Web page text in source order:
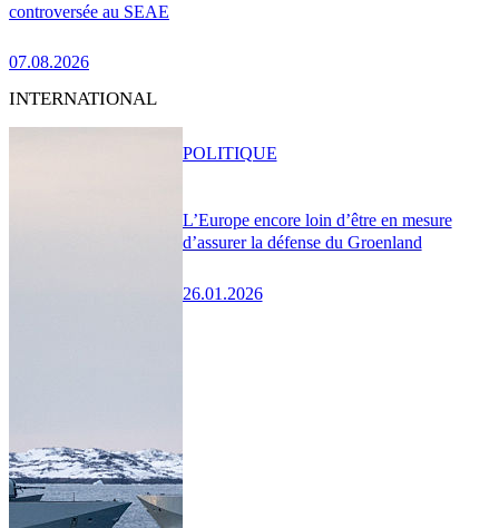
controversée au SEAE
07.08.2026
INTERNATIONAL
L’Europe encore loin d’être en mesure
d’assurer la défense du Groenland
26.01.2026
POLITIQUE